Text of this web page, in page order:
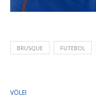
BRUSQUE FUTEBOL
VÔLEI